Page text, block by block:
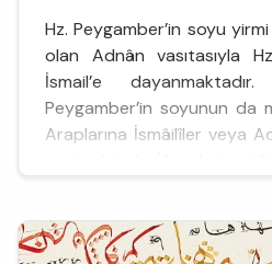
Hz. Peygamber’in soyu
olan Adnân vasıtasıyla
İsmail’e
Peygamber’in soyunun da
Araplarına İsmâilîler veya
olarak bilinmekte olup